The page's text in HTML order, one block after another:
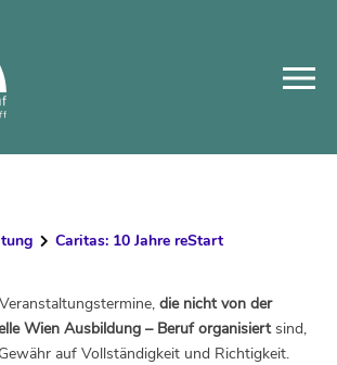
Caritas: 10 Jahre reStart
die nicht von der
Wien Ausbildung – Beruf organisiertsind,
auf Vollständigkeit und Richtigkeit.